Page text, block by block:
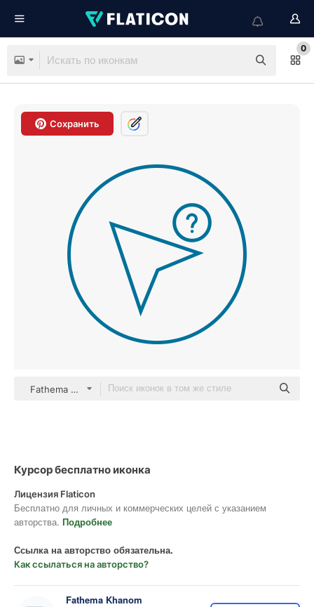
0
Сохранить
Fathema Khanom color outline
Курсор бесплатно иконка
Лицензия Flaticon
Бесплатно для личных и коммерческих целей с указанием
авторства. Подробнее
Ссылка на авторство обязательна.
Как ссылаться на авторство?
Fathema Khanom